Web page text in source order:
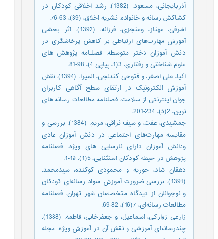
آذربایجانی، مسعود. (1382). رشد اخلاقی کودکان در
کشاکش رسانه و خانواده. نشریه اخلاق، (39)، 63-76.
اشرفی، مهناز، ومنجزی، فرزانه. (1392). اثر بخشی
آموزش مهارت‌های ارتباطی بر کاهش پرخاشگری در
دانش آموزان دختر متوسطه. فصلنامه پژوهش های
علوم شناختی و رفتاری، 3(1، پیاپی 4)، 98-81.
اکیا، علی اصغر، و فتوحی کندلجی، المیرا. (1394). نقش
آموزش الکترونیک در ارتقای سطح آگاهی کاربران
جوان اینترنتی از سلامت. فصلنامه مطالعات رسانه های
نوین، 2(5)، 234-201.
جمشیدی، عفت، و سیف نراقی، مریم. (1384). بررسی و
مقایسه مهارت‌های اجتماعی در دانش آموزان عادی
ودانش آموزان دارای نارسایی های ویژه. فصلنامه
پژوهش در حیطه کودکان استثنایی، 5(1)، 19-1.
دهقان شاد، حوریه و محمودی کوکنده، سیدمحمد.
(1391). بررسی ضرورت آموزش سواد رسانه‌ای کودکان
و نوجوانان از دیدگاه متخصصان شهر تهران. فصلنامه
مطالعات رسانه‌ای، 7(16)، 82-69.
زارعی زوارکی، اسماعیل، و جعفرخانی، فاطمه. (1388).
چندرسانه‌ای آموزشی و نقش آن در آموزش ویژه. مجله